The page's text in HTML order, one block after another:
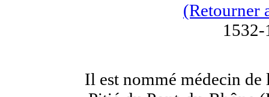
(Retourner
Il est nommé médecin